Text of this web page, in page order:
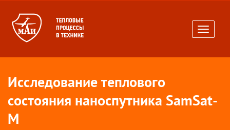
Toggle
Исследование теплового
состояния наноспутника SamSat-
M